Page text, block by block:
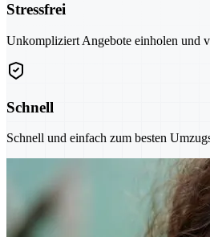
Stressfrei
Unkompliziert Angebote einholen und
Schnell
Schnell und einfach zum besten